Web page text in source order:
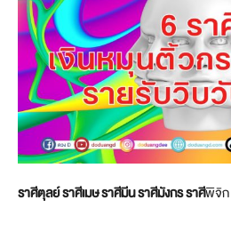
ราศีตุลย์ ราศีเมษ ราศีมีน ราศีมังกร ราศีพิจิก